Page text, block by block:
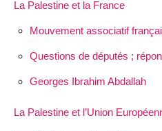
La Palestine et la France
Mouvement associatif
Questions de députés ;
Georges Ibrahim Abdallah
La Palestine et l’Union